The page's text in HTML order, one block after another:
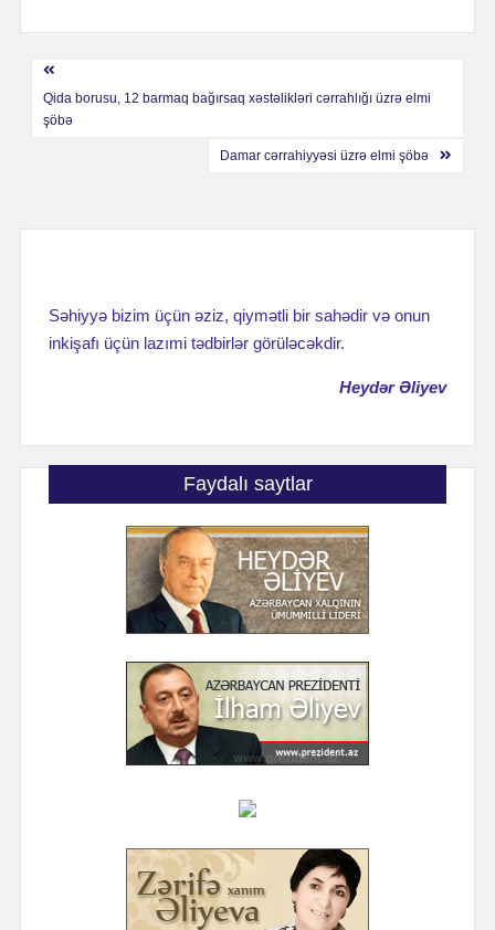
Навигация
по
Qida borusu, 12 barmaq bağırsaq xəstəlikləri cərrahlığı üzrə elmi
şöbə
Damar cərrahiyyəsi üzrə elmi şöbə
Səhiyyə bizim üçün əziz, qiymətli bir sahədir və onun
inkişafı üçün lazımi tədbirlər görüləcəkdir.
Heydər Əliyev
Faydalı saytlar